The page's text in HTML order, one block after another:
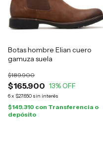
Botas hombre Elian cuero
gamuza suela
$165.900
$189.900
13% OFF
6x $27.650 sin interés
$149.310 con Transferencia o
depósito